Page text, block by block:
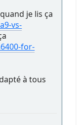
je lis ça
vs-
for-
à tous